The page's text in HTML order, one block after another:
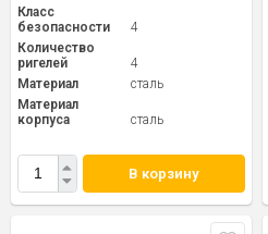
Класс
безопасности
4
Количество
ригелей
4
Материал
сталь
Материал
корпуса
сталь
В корзину